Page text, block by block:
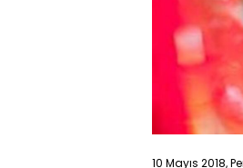
10 Mayıs 2018,